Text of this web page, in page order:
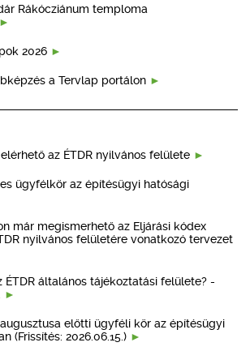
Rákócziánum temploma
2026
a Tervlap portálon
az ÉTDR nyilvános felülete
ügyfélkör az építésügyi hatósági
már megismerhető az Eljárási kódex
nyilvános felületére vonatkozó tervezet
ÉTDR általános tájékoztatási felülete? -
előtti ügyféli kör az építésügyi
(Frissítés: 2026.06.15.)